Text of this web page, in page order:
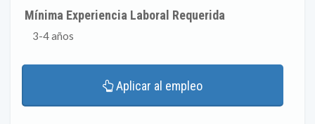
Mínima Experiencia Laboral Requerida
3-4 años
Aplicar al empleo